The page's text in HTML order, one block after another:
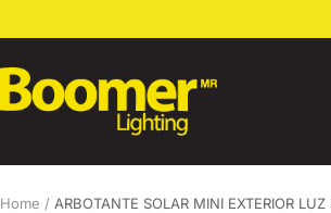
to
content
Boomer
Lighting
Home ARBOTANTE SOLAR MINI EXTERIOR